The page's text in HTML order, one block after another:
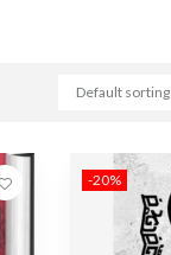
Default sorting
-20%